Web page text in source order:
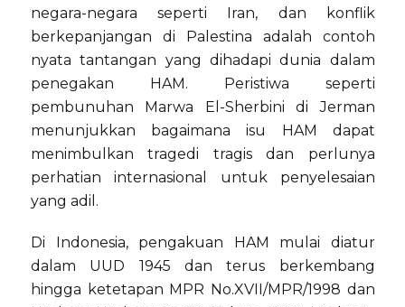
negara-negara seperti Iran, dan konflik
berkepanjangan di Palestina adalah contoh
nyata tantangan yang dihadapi dunia dalam
penegakan HAM. Peristiwa seperti
pembunuhan Marwa El-Sherbini di Jerman
menunjukkan bagaimana isu HAM dapat
menimbulkan tragedi tragis dan perlunya
perhatian internasional untuk penyelesaian
yang adil.
Di Indonesia, pengakuan HAM mulai diatur
dalam UUD 1945 dan terus berkembang
hingga ketetapan MPR No.XVII/MPR/1998 dan